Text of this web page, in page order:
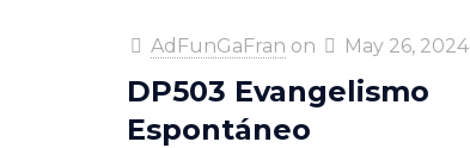
AdFunGaFran on May 26, 2024
DP503 Evangelismo
Espontáneo